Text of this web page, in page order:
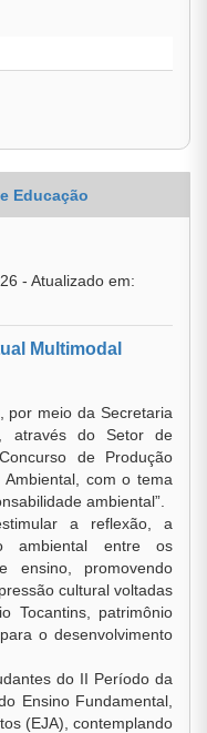
Educação
- Atualizado em:
Multimodal
por meio da Secretaria
através do Setor de
de Produção
com o tema
ambiental”.
a reflexão, a
ambiental entre os
ensino, promovendo
cultural voltadas
Tocantins, patrimônio
o desenvolvimento
do II Período da
Ensino Fundamental,
(EJA), contemplando